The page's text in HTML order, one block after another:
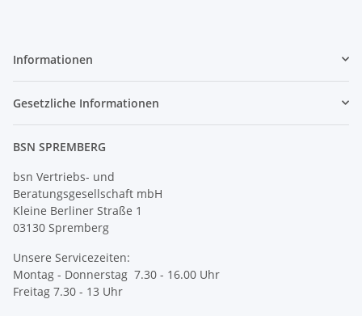
Informationen
Gesetzliche Informationen
BSN SPREMBERG
bsn Vertriebs- und
Beratungsgesellschaft mbH
Kleine Berliner Straße 1
03130 Spremberg
Unsere Servicezeiten:
Montag - Donnerstag 7.30 - 16.00 Uhr
Freitag 7.30 - 13 Uhr